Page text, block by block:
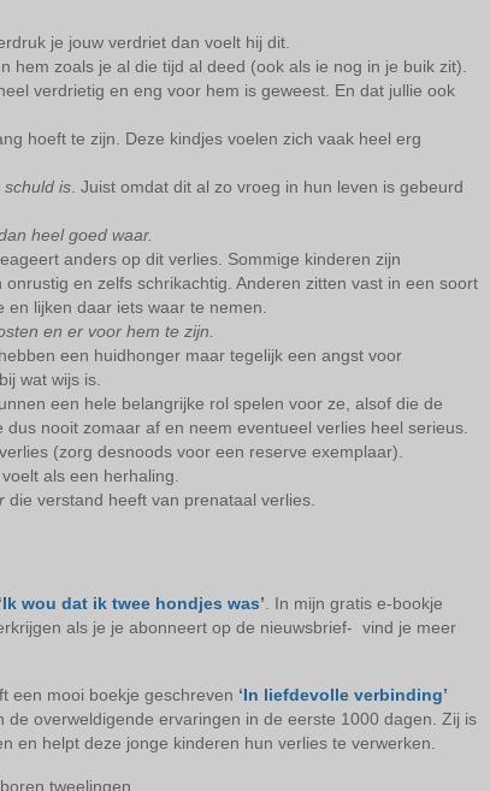
je jouw verdriet dan voelt hij dit.
hem zoals je al die tijd al deed (ook als ie nog in je buik zit).
verdrietig en eng voor hem is geweest. En dat jullie ook
hoeft te zijn. Deze kindjes voelen zich vaak heel erg
schuld is. Juist omdat dit al zo vroeg in hun leven is gebeurd
heel goed waar.
anders op dit verlies. Sommige kinderen zijn
en zelfs schrikachtig. Anderen zitten vast in een soort
lijken daar iets waar te nemen.
en er voor hem te zijn.
een huidhonger maar tegelijk een angst voor
wat wijs is.
een hele belangrijke rol spelen voor ze, alsof die de
nooit zomaar af en neem eventueel verlies heel serieus.
(zorg desnoods voor een reserve exemplaar).
als een herhaling.
die verstand heeft van prenataal verlies.
‘Ik wou dat ik twee hondjes was’. In mijn gratis e-bookje
als je je abonneert op de nieuwsbrief- vind je meer
een mooi boekje geschreven ‘In liefdevolle verbinding’
overweldigende ervaringen in de eerste 1000 dagen. Zij is
en helpt deze jonge kinderen hun verlies te verwerken.
tweelingen.